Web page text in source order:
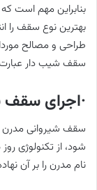
بنابراین مهم است
بهترین نوع سقف را
طراحی و مصالح
سقف شیب دار عبارت
·اجرای سقف
سقف شیروانی مدرن
شود، از تکنولوژی
نام مدرن را بر آن